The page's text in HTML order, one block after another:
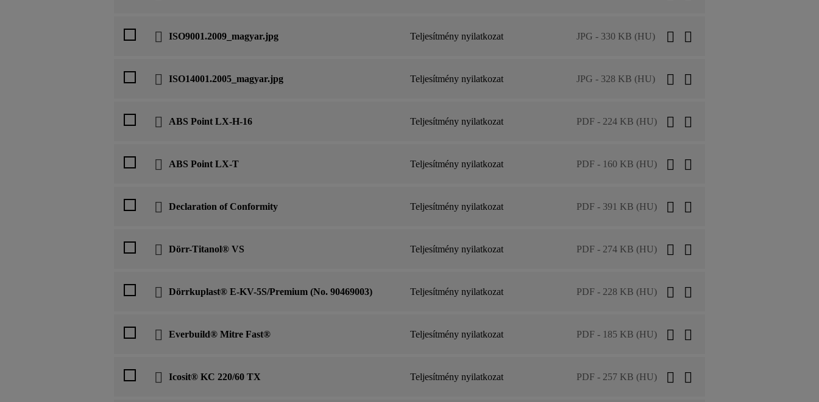
ISO9001.2009_magyar.jpg Teljesítmény nyilatkozat JPG - 330 KB (HU)
ISO14001.2005_magyar.jpg Teljesítmény nyilatkozat JPG - 328 KB (HU)
ABS Point LX-H-16 Teljesítmény nyilatkozat PDF - 224 KB (HU)
ABS Point LX-T Teljesítmény nyilatkozat PDF - 160 KB (HU)
Declaration of Conformity Teljesítmény nyilatkozat PDF - 391 KB (HU)
Dörr-Titanol® VS Teljesítmény nyilatkozat PDF - 274 KB (HU)
Dörrkuplast® E-KV-5S/Premium (No. 90469003) Teljesítmény nyilatkozat PDF - 228 KB (HU)
Everbuild® Mitre Fast® Teljesítmény nyilatkozat PDF - 185 KB (HU)
Icosit® KC 220/60 TX Teljesítmény nyilatkozat PDF - 257 KB (HU)